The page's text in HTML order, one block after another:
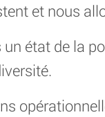
et nous
état de la